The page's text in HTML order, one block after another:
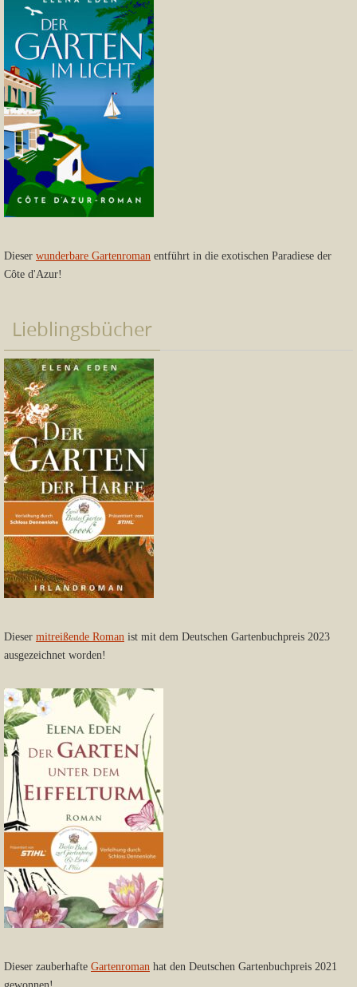
Dieser wunderbare Gartenroman entführt in die exotischen Paradiese der
Côte d'Azur!
Lieblingsbücher
Dieser mitreißende Roman ist mit dem Deutschen Gartenbuchpreis 2023
ausgezeichnet worden!
Dieser zauberhafte Gartenroman hat den Deutschen Gartenbuchpreis 2021